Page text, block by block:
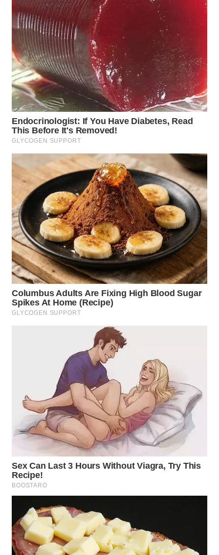
TAPANULI
UTARA
WN
SAMOSIR
WN
PADANG
LAWAS
WN
SUMEDANG
CIANJUR
KEPULAUAN
SERIBU
WN
TANGERANG
WN
BINJAI
WN
KUNINGAN
WN
MAJALENGKA
WN
SUBANG
WN
SUKABUMI
WN
PURWAKARTA